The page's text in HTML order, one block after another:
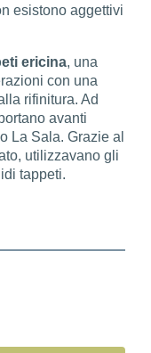
esistono aggettivi
ericina, una
con una
rifinitura. Ad
avanti
La Sala. Grazie al
utilizzavano gli
tappeti.